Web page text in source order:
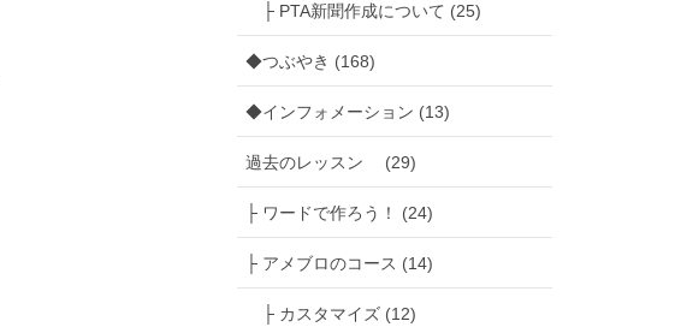
├ PTA新聞作成について (25)
◆つぶやき (168)
◆インフォメーション (13)
過去のレッスン (29)
├ ワードで作ろう！ (24)
├ アメブロのコース (14)
├ カスタマイズ (12)